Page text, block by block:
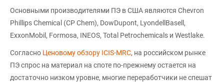
Основными производителями ПЭ в США являются Chevron
Phillips Chemical (CP Chem), DowDupont, LyondellBasell,
ExxonMobil, Formosa, INEOS, Total Petrochemicals и Westlake.
Согласно Ценовому обзору ICIS-MRC, на российском рынке
ПЭ спрос на материал на споте по-прежнему остается на
достаточно низком уровне, многие переработчики не спешат